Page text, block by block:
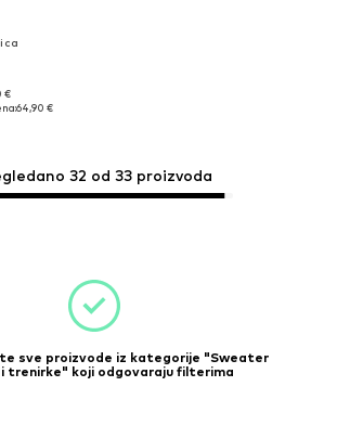
€
64,90 €
32 od 33 proizvoda
sve proizvode iz kategorije "Sweater
i trenirke" koji odgovaraju filterima